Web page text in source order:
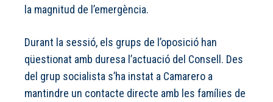
la magnitud de l’emergència.
Durant la sessió, els grups de l’oposició han
qüestionat amb duresa l’actuació del Consell. Des
del grup socialista s’ha instat a Camarero a
mantindre un contacte directe amb les famílies de